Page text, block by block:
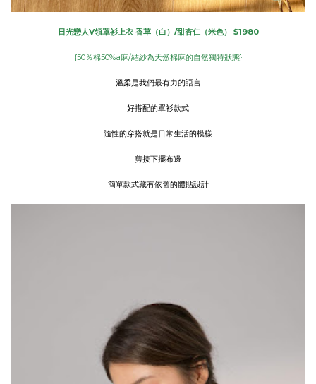
日光戀人V領罩衫上衣 香草（白）/甜杏仁（米色） $1980
{50％棉50%a麻/結紗為天然棉麻的自然獨特狀態}
溫柔是我們最有力的語言
好搭配的罩衫款式
隨性的穿搭就是日常生活的模樣
剪接下擺布邊
簡單款式藏有依舊的體貼設計